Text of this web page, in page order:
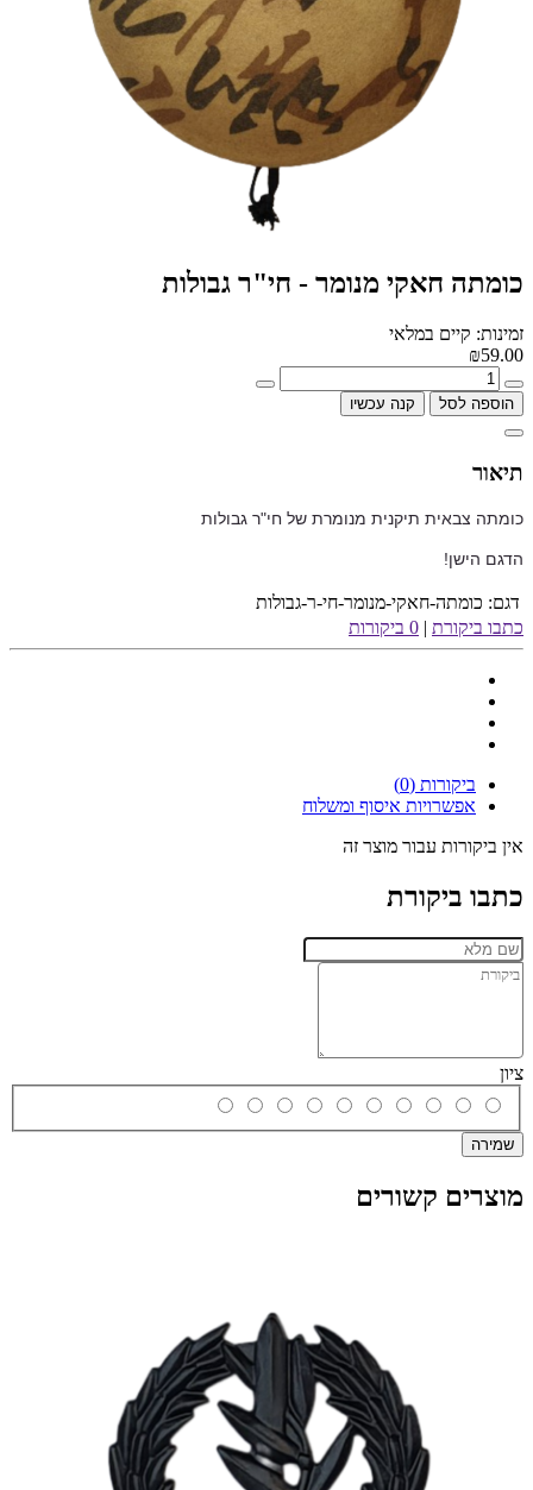
כומתה חאקי מנומר - חי"ר גבולות
זמינות: קיים במלאי
₪59.00
הוספה לסל קנה עכשיו
תיאור
כומתה צבאית תיקנית מנומרת של חי"ר גבולות
הדגם הישן!
דגם: כומתה-חאקי-מנומר-חי-ר-גבולות
כתבו ביקורת | 0 ביקורות
ביקורות (0)
אפשרויות איסוף ומשלוח
אין ביקורות עבור מוצר זה
כתבו ביקורת
ציון
שמירה
מוצרים קשורים